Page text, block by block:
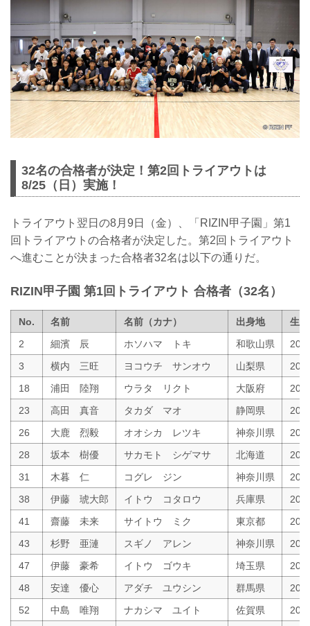
32名の合格者が決定！第2回トライアウトは
8/25（日）実施！
トライアウト翌日の8月9日（金）、「RIZIN甲子園」第1
回トライアウトの合格者が決定した。第2回トライアウト
へ進むことが決まった合格者32名は以下の通りだ。
RIZIN甲子園 第1回トライアウト 合格者（32名）
No. 名前 名前（カナ） 出身地
生
2
細濱 辰 ホソハマ トキ 和歌山県
3
横内 三旺 ヨコウチ サンオウ 山梨県
18
浦田 陸翔 ウラタ リクト 大阪府
23
高田 真音 タカダ マオ 静岡県
26
大鹿 烈毅 オオシカ レツキ 神奈川県
28
坂本 樹優 サカモト シゲマサ 北海道
31
木暮 仁 コグレ ジン 神奈川県
38
伊藤 琥大郎 イトウ コタロウ 兵庫県
41
齋藤 未来 サイトウ ミク 東京都
43
杉野 亜漣 スギノ アレン 神奈川県
47
伊藤 豪希 イトウ ゴウキ 埼玉県
48
安達 優心 アダチ ユウシン 群馬県
52
中島 唯翔 ナカシマ ユイト 佐賀県